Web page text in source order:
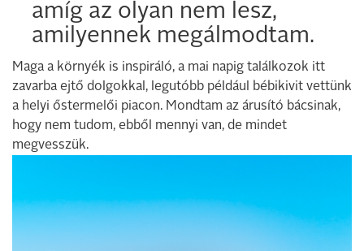
amíg az olyan nem lesz,
amilyennek megálmodtam.
Maga a környék is inspiráló, a mai napig találkozok itt
zavarba ejtő dolgokkal, legutóbb például bébikivit vettünk
a helyi őstermelői piacon. Mondtam az árusító bácsinak,
hogy nem tudom, ebből mennyi van, de mindet
megvesszük.